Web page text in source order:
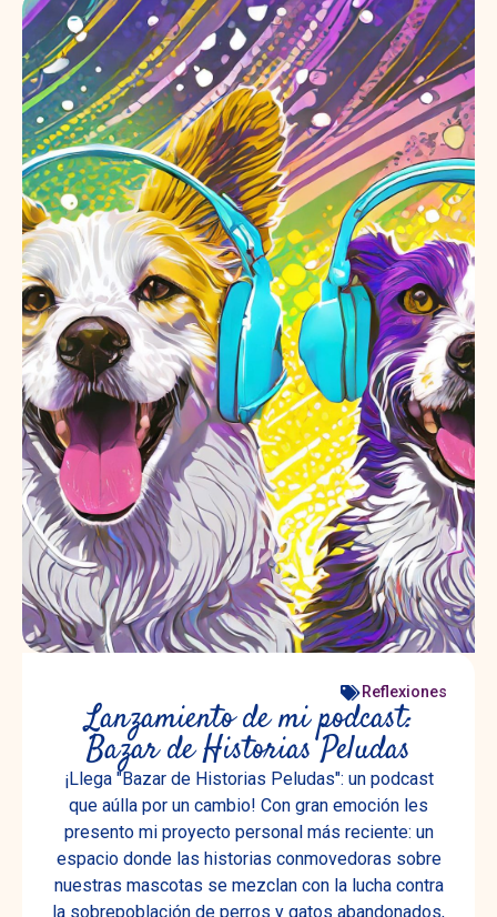
Reflexiones
Lanzamiento de mi podcast:
Bazar de Historias Peludas
¡Llega "Bazar de Historias Peludas": un podcast
que aúlla por un cambio! Con gran emoción les
presento mi proyecto personal más reciente: un
espacio donde las historias conmovedoras sobre
nuestras mascotas se mezclan con la lucha contra
la sobrepoblación de perros y gatos abandonados,